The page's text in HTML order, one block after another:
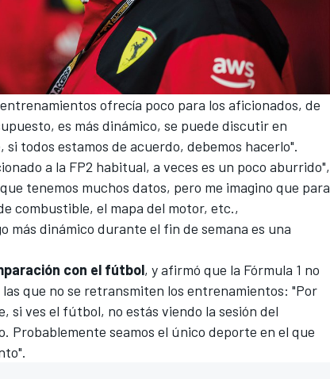
ofrecía poco para los aficionados, de
es más dinámico, se puede discutir en
todos estamos de acuerdo, debemos hacerlo".
a la FP2 habitual, a veces es un poco aburrido",
tenemos muchos datos, pero me imagino que para
combustible, el mapa del motor, etc.,
más dinámico durante el fin de semana es una
con el fútbol, y afirmó que la Fórmula 1 no
que no se retransmiten los entrenamientos: "Por
si ves el fútbol, no estás viendo la sesión del
Probablemente seamos el único deporte en el que